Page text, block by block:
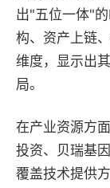
出"五位一体"
构、资产上链
维度，显示出
局。
在产业资源方
投资、贝瑞基
覆盖技术提供